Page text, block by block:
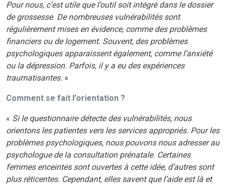
Pour nous, c’est utile que l’outil soit intégré dans le dossier
de grossesse. De nombreuses vulnérabilités sont
régulièrement mises en évidence, comme des problèmes
financiers ou de logement. Souvent, des problèmes
psychologiques apparaissent également, comme l’anxiété
ou la dépression. Parfois, il y a eu des expériences
traumatisantes. »
Comment se fait l’orientation ?
« Si le questionnaire détecte des vulnérabilités, nous
orientons les patientes vers les services appropriés. Pour les
problèmes psychologiques, nous pouvons nous adresser au
psychologue de la consultation prénatale. Certaines
femmes enceintes sont ouvertes à cette idée, d’autres sont
plus réticentes. Cependant, elles savent que l’aide est là et